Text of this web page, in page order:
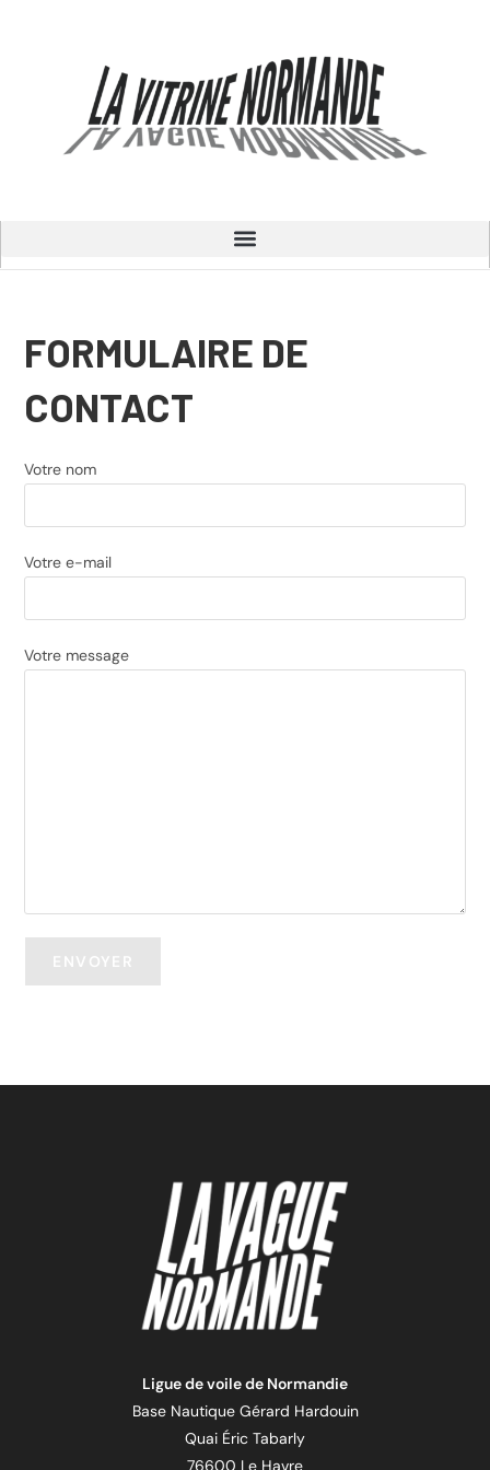
FORMULAIRE DE
CONTACT
Votre nom
Votre e-mail
Votre message
Ligue de voile de Normandie
Base Nautique Gérard Hardouin
Quai Éric Tabarly